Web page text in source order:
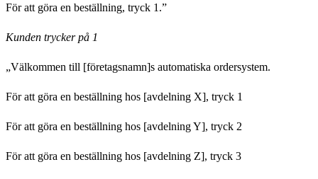
För att göra en beställning, tryck 1.”
Kunden trycker på 1
„Välkommen till [företagsnamn]s automatiska ordersystem.
För att göra en beställning hos [avdelning X], tryck 1
För att göra en beställning hos [avdelning Y], tryck 2
För att göra en beställning hos [avdelning Z], tryck 3